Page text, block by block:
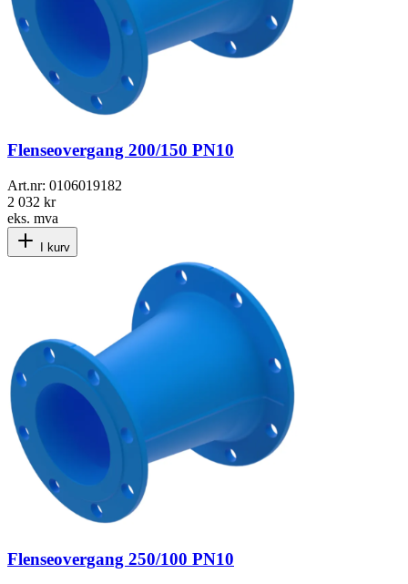
Flenseovergang 200/150 PN10
Art.nr: 0106019182
2 032 kr
eks. mva
I kurv
Flenseovergang 250/100 PN10